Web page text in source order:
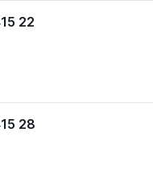
22
28